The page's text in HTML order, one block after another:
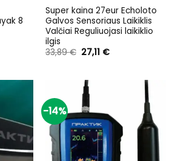
8
Super kaina 27eur Echoloto
Galvos Sensoriaus Laikiklis
Valčiai Reguliuojasi laikiklio
ilgis
33,89€ Original
price
27,11 €Current
-14%